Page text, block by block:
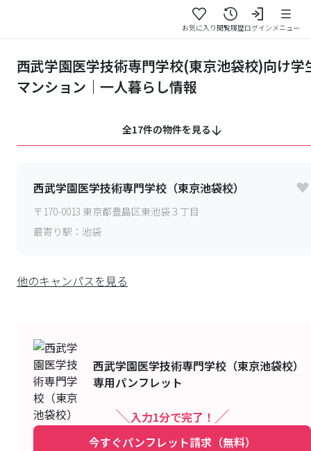
お気に入り閲覧履歴ログインメニュー
西武学園医学技術専門学校(東京池袋校)向け学
マンション｜一人暮らし情報
全17件の物件を見る
西武学園医学技術専門学校（東京池袋校）
〒 170-0013 東京都豊島区東池袋３丁目
最寄り駅： 池袋
他のキャンパスを見る
西武学園医学技術専門学校（東京池袋校）
専用パンフレット
入力1分で完了！
今すぐパンフレット請求（無料）